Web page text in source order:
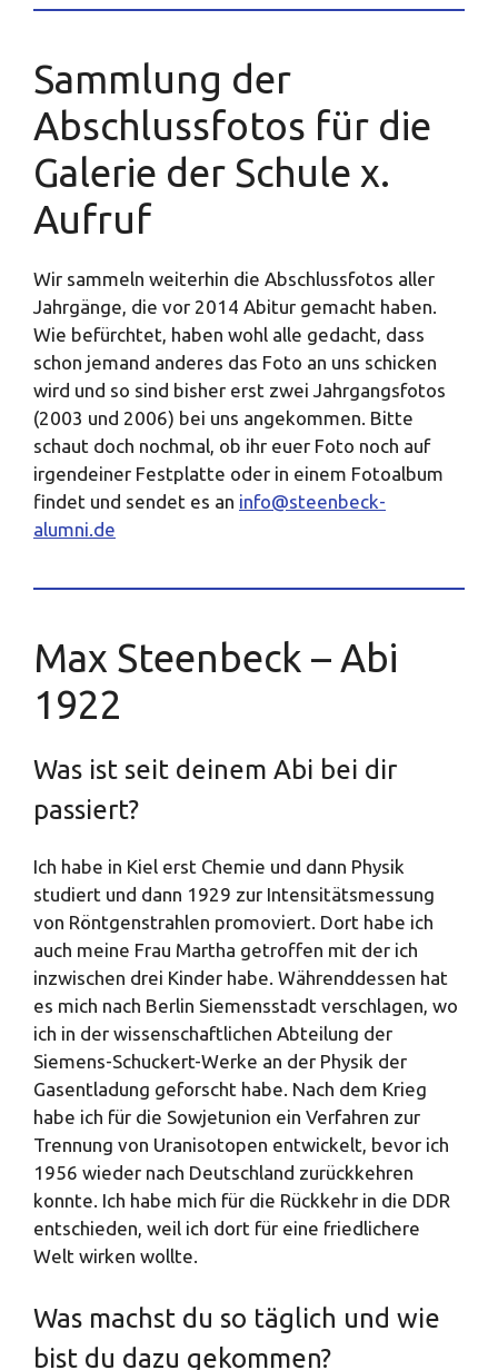
Sammlung der
Abschlussfotos für die
Galerie der Schule x.
Aufruf
Wir sammeln weiterhin die Abschlussfotos aller
Jahrgänge, die vor 2014 Abitur gemacht haben.
Wie befürchtet, haben wohl alle gedacht, dass
schon jemand anderes das Foto an uns schicken
wird und so sind bisher erst zwei Jahrgangsfotos
(2003 und 2006) bei uns angekommen. Bitte
schaut doch nochmal, ob ihr euer Foto noch auf
irgendeiner Festplatte oder in einem Fotoalbum
findet und sendet es an info@steenbeck-
alumni.de
Max Steenbeck – Abi
1922
Was ist seit deinem Abi bei dir
passiert?
Ich habe in Kiel erst Chemie und dann Physik
studiert und dann 1929 zur Intensitätsmessung
von Röntgenstrahlen promoviert. Dort habe ich
auch meine Frau Martha getroffen mit der ich
inzwischen drei Kinder habe. Währenddessen hat
es mich nach Berlin Siemensstadt verschlagen, wo
ich in der wissenschaftlichen Abteilung der
Siemens-Schuckert-Werke an der Physik der
Gasentladung geforscht habe. Nach dem Krieg
habe ich für die Sowjetunion ein Verfahren zur
Trennung von Uranisotopen entwickelt, bevor ich
1956 wieder nach Deutschland zurückkehren
konnte. Ich habe mich für die Rückkehr in die DDR
entschieden, weil ich dort für eine friedlichere
Welt wirken wollte.
Was machst du so täglich und wie
bist du dazu gekommen?